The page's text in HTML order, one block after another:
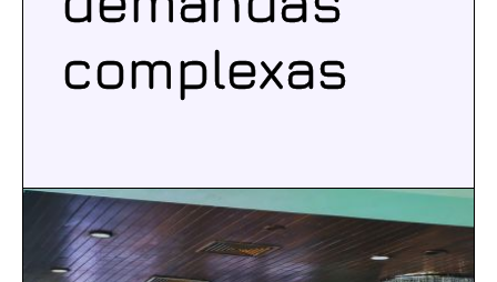
complexas